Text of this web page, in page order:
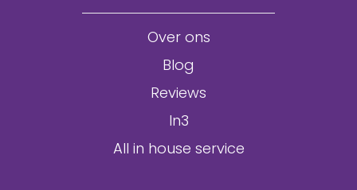
Over ons
Blog
Reviews
In3
All in house service